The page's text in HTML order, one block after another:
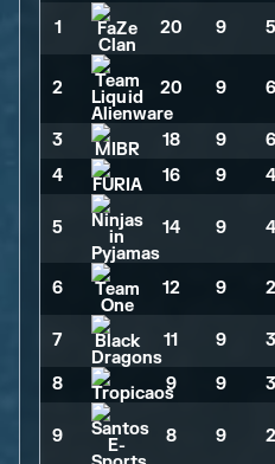
1
20 9 5
2 20 9 6
3 18 9 6
4
16 9 4
5 14 9 4
6 12 9 2
7 11 9 3
8 9 9 3
9 8 9 2